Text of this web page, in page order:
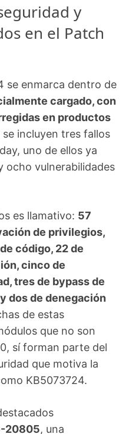
y
en el Patch
se enmarca dentro de
cargado, con
en productos
se incluyen tres fallos
uno de ellos ya
ocho vulnerabilidades
es llamativo: 57
de privilegios,
código, 22 de
cinco de
tres de bypass de
dos de denegación
de estas
que no son
sí forman parte del
que motiva la
KB5073724.
20805, una